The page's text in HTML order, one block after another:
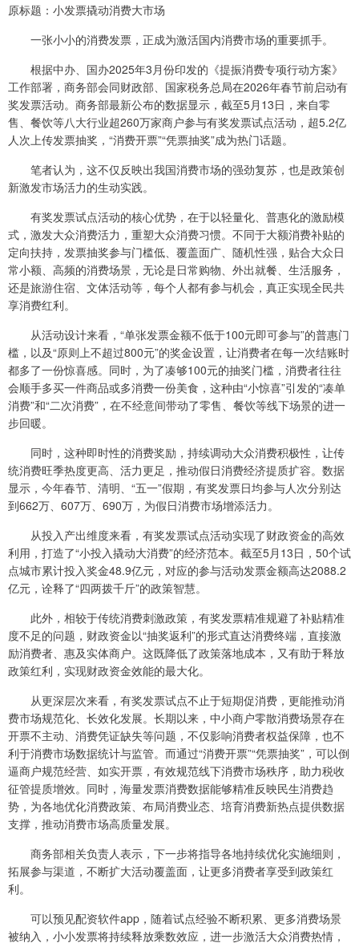
原标题：小发票撬动消费大市场
一张小小的消费发票，正成为激活国内消费市场的重要抓手。
根据中办、国办2025年3月份印发的《提振消费专项行动方案》
工作部署，商务部会同财政部、国家税务总局在2026年春节前启动有
奖发票活动。商务部最新公布的数据显示，截至5月13日，来自零
售、餐饮等八大行业超260万家商户参与有奖发票试点活动，超5.2亿
人次上传发票抽奖，“消费开票”“凭票抽奖”成为热门话题。
笔者认为，这不仅反映出我国消费市场的强劲复苏，也是政策创
新激发市场活力的生动实践。
有奖发票试点活动的核心优势，在于以轻量化、普惠化的激励模
式，激发大众消费活力，重塑大众消费习惯。不同于大额消费补贴的
定向扶持，发票抽奖参与门槛低、覆盖面广、随机性强，贴合大众日
常小额、高频的消费场景，无论是日常购物、外出就餐、生活服务，
还是旅游住宿、文体活动等，每个人都有参与机会，真正实现全民共
享消费红利。
从活动设计来看，“单张发票金额不低于100元即可参与”的普惠门
槛，以及“原则上不超过800元”的奖金设置，让消费者在每一次结账时
都多了一份惊喜感。同时，为了凑够100元的抽奖门槛，消费者往往
会顺手多买一件商品或多消费一份美食，这种由“小惊喜”引发的“凑单
消费”和“二次消费”，在不经意间带动了零售、餐饮等线下场景的进一
步回暖。
同时，这种即时性的消费奖励，持续调动大众消费积极性，让传
统消费旺季热度更高、活力更足，推动假日消费经济提质扩容。数据
显示，今年春节、清明、“五一”假期，有奖发票日均参与人次分别达
到662万、607万、690万，为假日消费市场增添活力。
从投入产出维度来看，有奖发票试点活动实现了财政资金的高效
利用，打造了“小投入撬动大消费”的经济范本。截至5月13日，50个试
点城市累计投入奖金48.9亿元，对应的参与活动发票金额高达2088.2
亿元，诠释了“四两拨千斤”的政策智慧。
此外，相较于传统消费刺激政策，有奖发票精准规避了补贴精准
度不足的问题，财政资金以“抽奖返利”的形式直达消费终端，直接激
励消费者、惠及实体商户。这既降低了政策落地成本，又有助于释放
政策红利，实现财政资金效能的最大化。
从更深层次来看，有奖发票试点不止于短期促消费，更能推动消
费市场规范化、长效化发展。长期以来，中小商户零散消费场景存在
开票不主动、消费凭证缺失等问题，不仅影响消费者权益保障，也不
利于消费市场数据统计与监管。而通过“消费开票”“凭票抽奖”，可以倒
逼商户规范经营、如实开票，有效规范线下消费市场秩序，助力税收
征管提质增效。同时，海量发票消费数据能够精准反映民生消费趋
势，为各地优化消费政策、布局消费业态、培育消费新热点提供数据
支撑，推动消费市场高质量发展。
商务部相关负责人表示，下一步将指导各地持续优化实施细则，
拓展参与渠道，不断扩大活动覆盖面，让更多消费者享受到政策红
利。
可以预见配资软件app，随着试点经验不断积累、更多消费场景
被纳入，小小发票将持续释放乘数效应，进一步激活大众消费热情，